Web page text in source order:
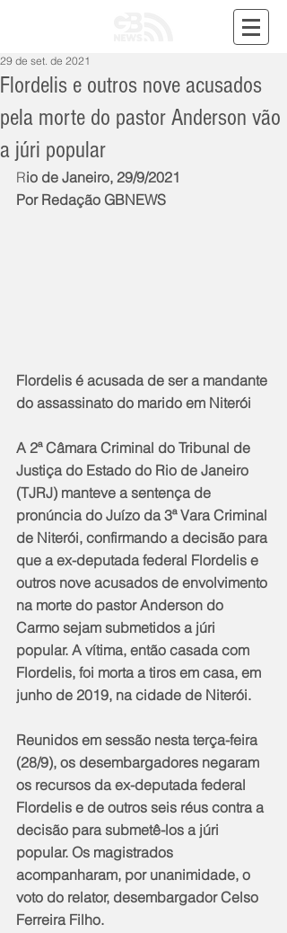
Flordelis e outros nove acusados
pela morte do pastor Anderson vão
a júri popular
29 de set. de 2021
Rio de Janeiro, 29/9/2021
Por Redação GBNEWS
Flordelis é acusada de ser a mandante
do assassinato do marido em Niterói
A 2ª Câmara Criminal do Tribunal de
Justiça do Estado do Rio de Janeiro
(TJRJ) manteve a sentença de
pronúncia do Juízo da 3ª Vara Criminal
de Niterói, confirmando a decisão para
que a ex-deputada federal Flordelis e
outros nove acusados de envolvimento
na morte do pastor Anderson do
Carmo sejam submetidos a júri
popular. A vítima, então casada com
Flordelis, foi morta a tiros em casa, em
junho de 2019, na cidade de Niterói.
Reunidos em sessão nesta terça-feira
(28/9), os desembargadores negaram
os recursos da ex-deputada federal
Flordelis e de outros seis réus contra a
decisão para submetê-los a júri
popular. Os magistrados
acompanharam, por unanimidade, o
voto do relator, desembargador Celso
Ferreira Filho.